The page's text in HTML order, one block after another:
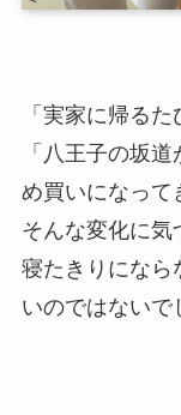
「実家に帰る
「八王子の坂
め買いになっ
そんな変化に気
寝たきりになら
いのではないで